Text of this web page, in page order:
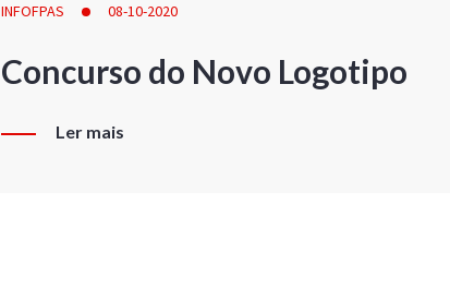
INFOFPAS 08-10-2020
Concurso do Novo Logotipo
Ler mais